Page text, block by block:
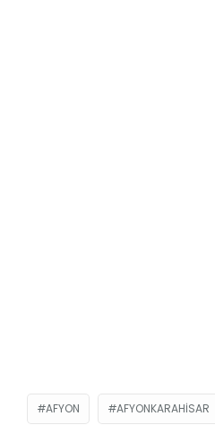
AFYON AFYONKARAHISAR